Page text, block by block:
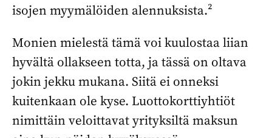
isojen myymälöiden alennuksista.²
Monien mielestä tämä voi kuulostaa liian
hyvältä ollakseen totta, ja tässä on oltava
jokin jekku mukana. Siitä ei onneksi
kuitenkaan ole kyse. Luottokorttiyhtiöt
nimittäin veloittavat yrityksiltä maksun